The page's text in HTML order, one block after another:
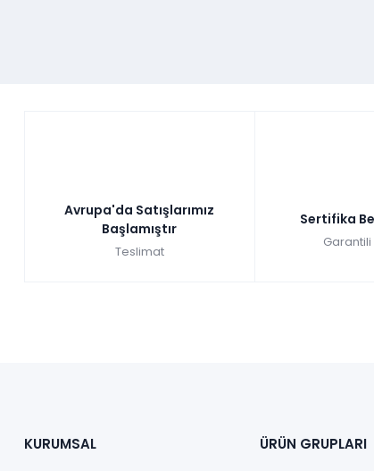
Avrupa'da Satışlarımız
Başlamıştır
Teslimat
Sertifika
KURUMSAL ÜRÜN GRUPLARI